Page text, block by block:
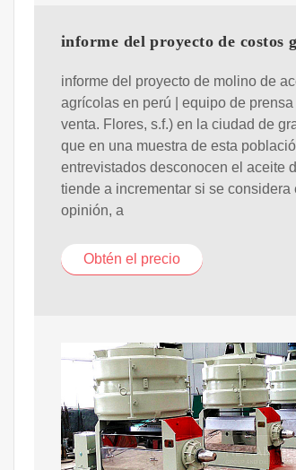
informe del proyecto de costos
informe del proyecto de molino de
agrícolas en perú | equipo de
venta. Flores, s.f.) en la ciudad de
que en una muestra de esta
entrevistados desconocen el aceite
tiende a incrementar si se considera
opinión, a
Obtén el precio